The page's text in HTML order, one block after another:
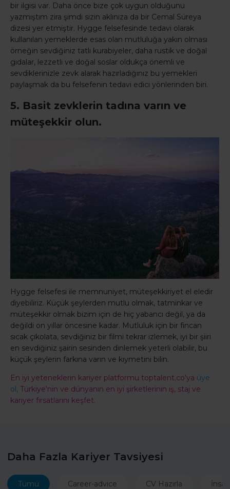
bir ilgisi var. Daha önce bize çok uygun olduğunu
yazmıştım zira şimdi sizin aklınıza da bir Cemal Süreya
dizesi yer etmiştir. Hygge felsefesinde tedavi olarak
kullanılan yemeklerde esas olan mutluluğa yakın olması
örneğin sevdiğiniz tatlı kurabiyeler, daha rustik ve doğal
gıdalar, lezzetli ve doğal soslar oldukça önemli ve
sevdiklerinizle zevk alarak hazırladığınız bu yemekleri
paylaşmak da bu felsefenin tedavi edici yönlerinden biri.
5. Basit zevklerin tadına varın ve
müteşekkir olun.
Hygge felsefesi ile memnuniyet, müteşekkiriyet el eledir
diyebiliriz. Küçük şeylerden mutlu olmak, tatminkar ve
müteşekkir olmak bizim için de hiç yabancı değil, ya da
değildi on yıllar öncesine kadar. Mutluluk için bir fincan
sıcak çikolata, sevdiğiniz bir filmi tekrar izlemek, iyi bir şiiri
en sevdiğiniz şairin sesinden dinlemek yeterli olabilir, bu
küçük şeylerin farkına varın ve kıymetini bilin.
En iyi yeteneklerin kariyer platformu toptalent.co'ya üye
ol, Türkiye'nin ve dünyanın en iyi şirketlerinin iş, staj ve
kariyer fırsatlarını keşfet.
Daha Fazla Kariyer Tavsiyesi
Tümü Career-advice CV Hazırla